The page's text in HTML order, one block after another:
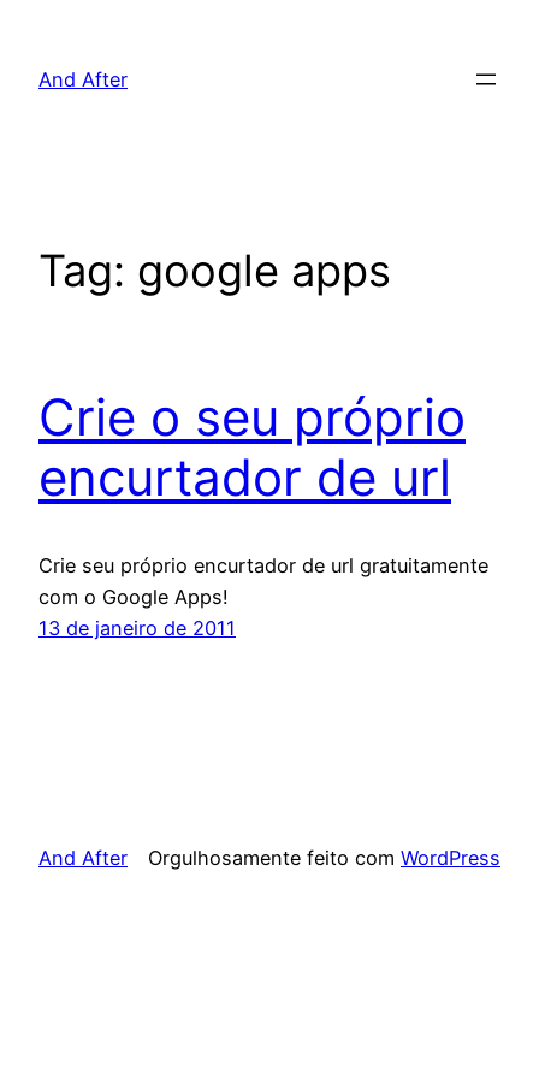
And After
Tag: google apps
Crie o seu próprio
encurtador de url
Crie seu próprio encurtador de url gratuitamente
com o Google Apps!
13 de janeiro de 2011
And After Orgulhosamente feito com WordPress